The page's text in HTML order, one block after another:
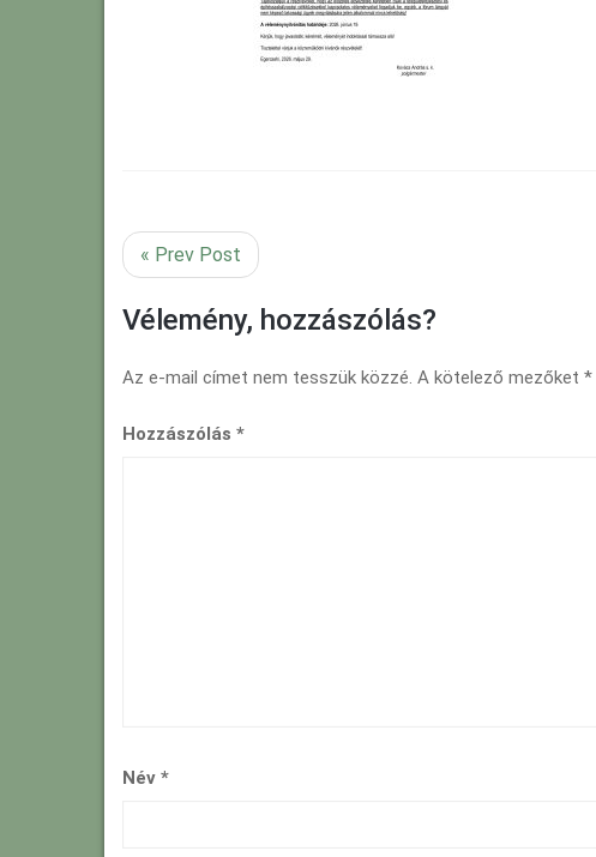
« Prev Post
Vélemény, hozzászólás?
Az e-mail címet nem tesszük közzé. A kötelező mezőket *
Hozzászólás *
Név *